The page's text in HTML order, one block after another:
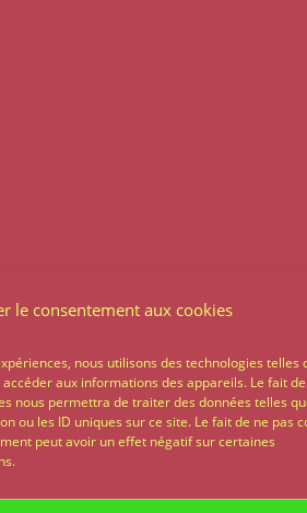
le consentement aux cookies
nous utilisons des technologies telles
aux informations des appareils. Le fait de
nous permettra de traiter des données telles
ou les ID uniques sur ce site. Le fait de ne pas
peut avoir un effet négatif sur certaines